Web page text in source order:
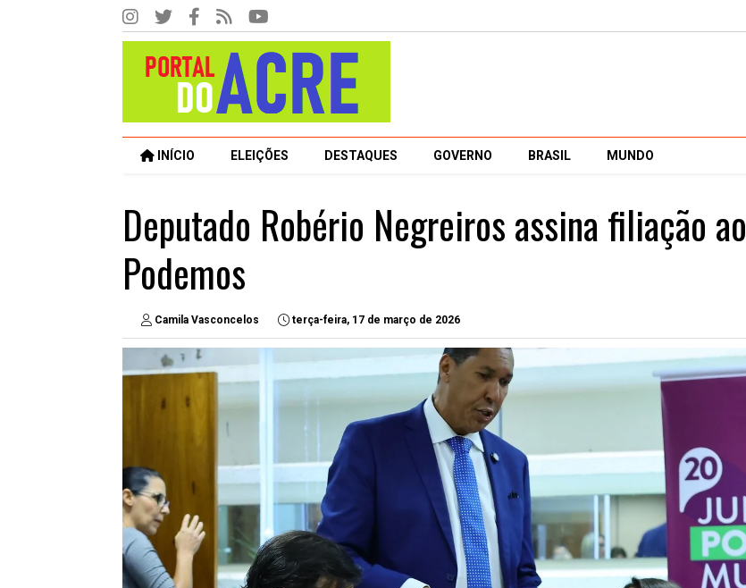
INÍCIO ELEIÇÕES DESTAQUES GOVERNO BRASIL MUNDO
Deputado Robério Negreiros assina filiação ao
Podemos
Camila Vasconcelos terça-feira, 17 de março de 2026